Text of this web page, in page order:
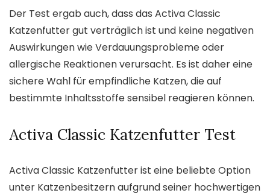
Der Test ergab auch, dass das Activa Classic
Katzenfutter gut verträglich ist und keine negativen
Auswirkungen wie Verdauungsprobleme oder
allergische Reaktionen verursacht. Es ist daher eine
sichere Wahl für empfindliche Katzen, die auf
bestimmte Inhaltsstoffe sensibel reagieren können.
Activa Classic Katzenfutter Test
Activa Classic Katzenfutter ist eine beliebte Option
unter Katzenbesitzern aufgrund seiner hochwertigen